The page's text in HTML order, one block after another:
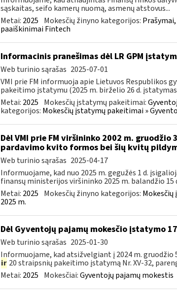
sąskaitas, seifo kamerų nuomą, asmenų atstovus...
Metai: 2025 Mokesčių žinyno kategorijos:
paaiškinimai Fintech
Informacinis pranešimas dėl LR GPM
Web turinio sąrašas 2025-07-01
VMI prie FM informuoja apie Lietuvos Respublikos
pakeitimo įstatymu (2025 m. birželio 26 d.
Metai: 2025 Mokesčių įstatymų pakeitimai:
kategorijos: Mokesčių įstatymų pakeitimai »
Dėl VMI prie FM viršininko 2002 m.
pardavimo kvito formos bei šių kvitų
Web turinio sąrašas 2025-04-17
Informuojame, kad nuo 2025 m. gegužės 1 d.
finansų ministerijos viršininko 2025 m. balandžio 15
Metai: 2025 Mokesčių žinyno kategorijos:
2025 m.
Dėl Gyventojų pajamų mokesčio įstatymo
Web turinio sąrašas 2025-01-30
Informuojame, kad atsižvelgiant į 2024 m.
ir 20 straipsnių pakeitimo įstatymą Nr. XV-32,
Metai: 2025 Mokesčiai:Gyventojų pajamų mokestis